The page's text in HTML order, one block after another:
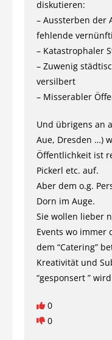
diskutieren:
– Aussterben der
fehlende
– Katastrophaler
– Zuwenig
versilbert
– Misserabler
Und übrigens an
Aue, Dresden …)
Öffentlichkeit ist
Pickerl etc. auf.
Aber dem o.g.
Dorn im Auge.
Sie wollen lieber
Events wo immer
dem “Catering”
Kreativität und
“gesponsert ”
0
0